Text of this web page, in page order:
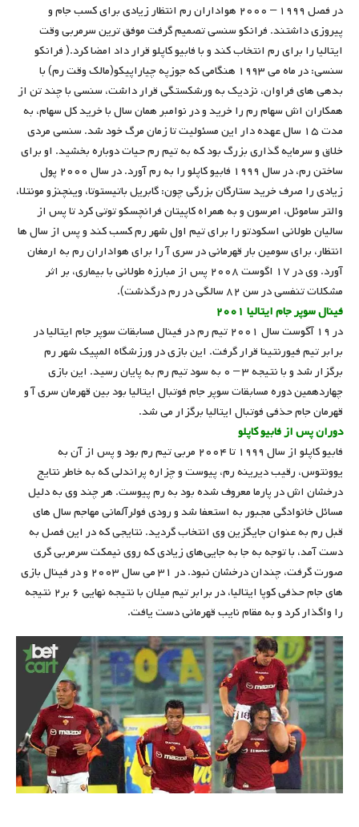
در فصل ۱۹۹۹ – ۲۰۰۰ هواداران رم انتظار زیادی برای کسب جام و
پیروزی داشتند. فرانکو سنسی تصمیم گرفت موفق ‌ترین سرمربی وقت
ایتالیا را برای رم انتخاب کند و با فابیو کاپلو قرار داد امضا کرد.( فرانکو
سنسی: در ماه می ۱۹۹۳ هنگامی که جوزپه چیاراپیکو(مالک وقت رم) با
بدهی های فراوان، نزدیک به ورشکستگی قرار داشت، سنسی با چند تن از
همکاران اش سهام رم را خرید و در نوامبر همان سال با خرید کل سهام، به
مدت ۱۵ سال عهده دار این مسئولیت تا زمان مرگ خود شد. سنسی مردی
خلاق و سرمایه گذاری بزرگ بود که به تیم رم حیات دوباره بخشید. او برای
ساختن رم، در سال ۱۹۹۹ فابیو کاپلو را به رم آورد. در سال ۲۰۰۰ پول
زیادی را صرف خرید ستارگان بزرگی چون: گابریل باتیستوتا، وینچنزو مونتلا،
والتر ساموئل، امرسون و به همراه کاپیتان فرانچسکو توتی کرد تا پس از
سالیان طولانی اسکودتو را برای تیم اول شهر رم کسب کند و پس از سال ها
انتظار، برای سومین بار قهرمانی در سری آ را برای هواداران رم به ارمغان
آورد. وی در ۱۷ اگوست ۲۰۰۸ پس از مبارزه طولانی با بیماری، بر اثر
مشکلات تنفسی در سن ۸۲ سالگی در رم درگذشت).
فینال سوپر جام ایتالیا ۲۰۰۱
در ۱۹ آگوست سال ۲۰۰۱ تیم رم در فینال مسابقات سوپر جام ایتالیا در
برابر تیم فیورنتینا قرار گرفت. این بازی در ورزشگاه المپیک شهر رم
برگزار شد و با نتیجه ۳ – ۰ به سود تیم رم به پایان رسید. این بازی
چهاردهمین دوره مسابقات سوپر جام فوتبال ایتالیا بود بین قهرمان سری آ و
قهرمان جام حذفی فوتبال ایتالیا برگزار می شد.
دوران پس از فابیو کاپلو
فابیو کاپلو از سال ۱۹۹۹ تا ۲۰۰۴ مربی تیم رم بود و پس از آن به
یوونتوس، رقیب دیرینه رم، پیوست و چزاره پراندلی که به خاطر نتایج
درخشان اش در پارما معروف شده بود به رم پیوست. هر چند وی به دلیل
مسائل خانوادگی مجبور به استعفا شد و رودی فولرآلمانی مهاجم سال‌ های
قبل رم به عنوان جایگزین وی انتخاب گردید. نتایجی که در این فصل به
دست آمد، با توجه به جا به جایی‌های زیادی که روی نیمکت سرمربی گری
صورت گرفت، چندان درخشان نبود. در ۳۱ می سال ۲۰۰۳ و در فینال بازی
های جام حذفی کوپا ایتالیا، در برابر تیم میلان با نتیجه نهایی ۶ بر۲ نتیجه
را واگذار کرد و به مقام نایب قهرمانی دست یافت.